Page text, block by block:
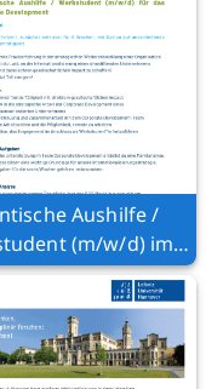
Aushilfe /
(m/w/d) im
Development